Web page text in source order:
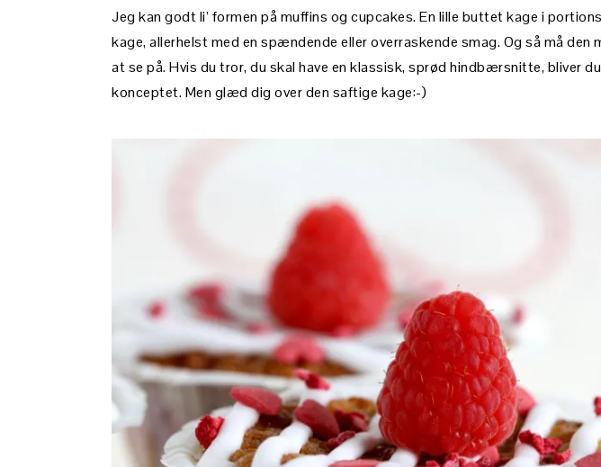
Jeg kan godt li’ formen på muffins og cupcakes. En lille buttet kage i
kage, allerhelst med en spændende eller overraskende smag. Og så må
at se på. Hvis du tror, du skal have en klassisk, sprød hindbærsnitte, bliver
konceptet. Men glæd dig over den saftige kage:-)